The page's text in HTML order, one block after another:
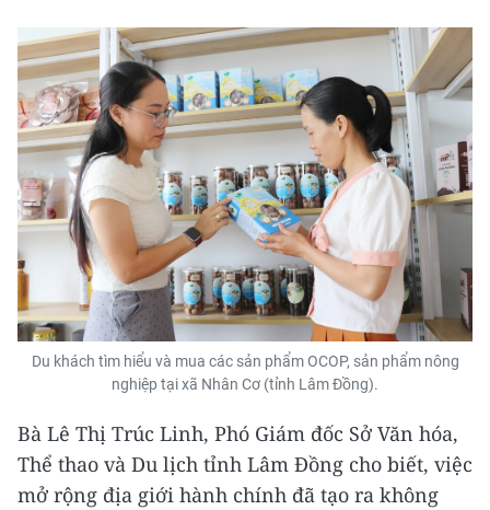
Du khách tìm hiểu và mua các sản phẩm OCOP, sản phẩm nông
nghiệp tại xã Nhân Cơ (tỉnh Lâm Đồng).
Bà Lê Thị Trúc Linh, Phó Giám đốc Sở Văn hóa,
Thể thao và Du lịch tỉnh Lâm Đồng cho biết, việc
mở rộng địa giới hành chính đã tạo ra không